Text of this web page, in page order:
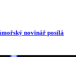
novinář posílá